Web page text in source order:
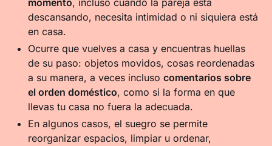
momento, incluso cuando la pareja está
descansando, necesita intimidad o ni siquiera está
en casa.
Ocurre que vuelves a casa y encuentras huellas
de su paso: objetos movidos, cosas reordenadas
a su manera, a veces inclusocomentarios sobre
el orden doméstico, como si la forma en que
llevas tu casa no fuera la adecuada.
En algunos casos, el suegro se permite
reorganizar espacios, limpiar u ordenar,